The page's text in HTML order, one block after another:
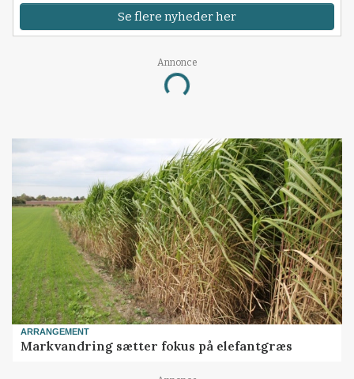
Se flere nyheder her
Annonce
Loading...
ARRANGEMENT
Markvandring sætter fokus på elefantgræs